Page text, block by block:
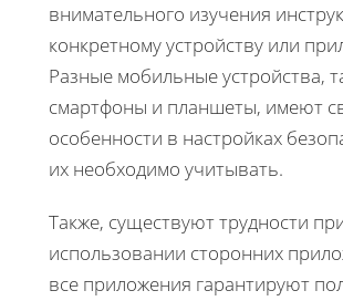
внимательного изучения
конкретному устройству или
Разные мобильные устройства,
смартфоны и планшеты, имеют
особенности в настройках
их необходимо учитывать.
Также, существуют трудности
использовании сторонних
все приложения гарантируют